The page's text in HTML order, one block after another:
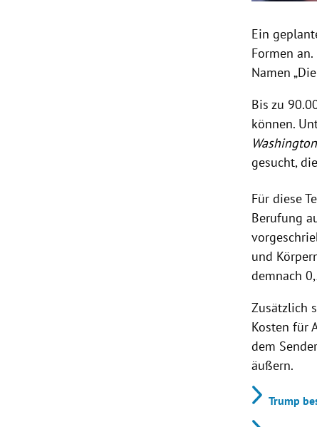
Ein
Formen
Namen
Bis zu
können.
gesucht,
Für diese
Berufung
und
demnach
Zusätzlich
Kosten für
dem
äußern.
Trump